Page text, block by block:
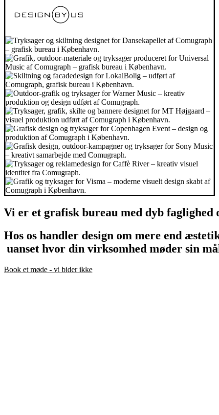
Vi er et grafisk bureau med dyb faglighed
Hos os handler design om mere end
uanset hvor din virksomhed møder sin
Book et møde - vi bider ikke